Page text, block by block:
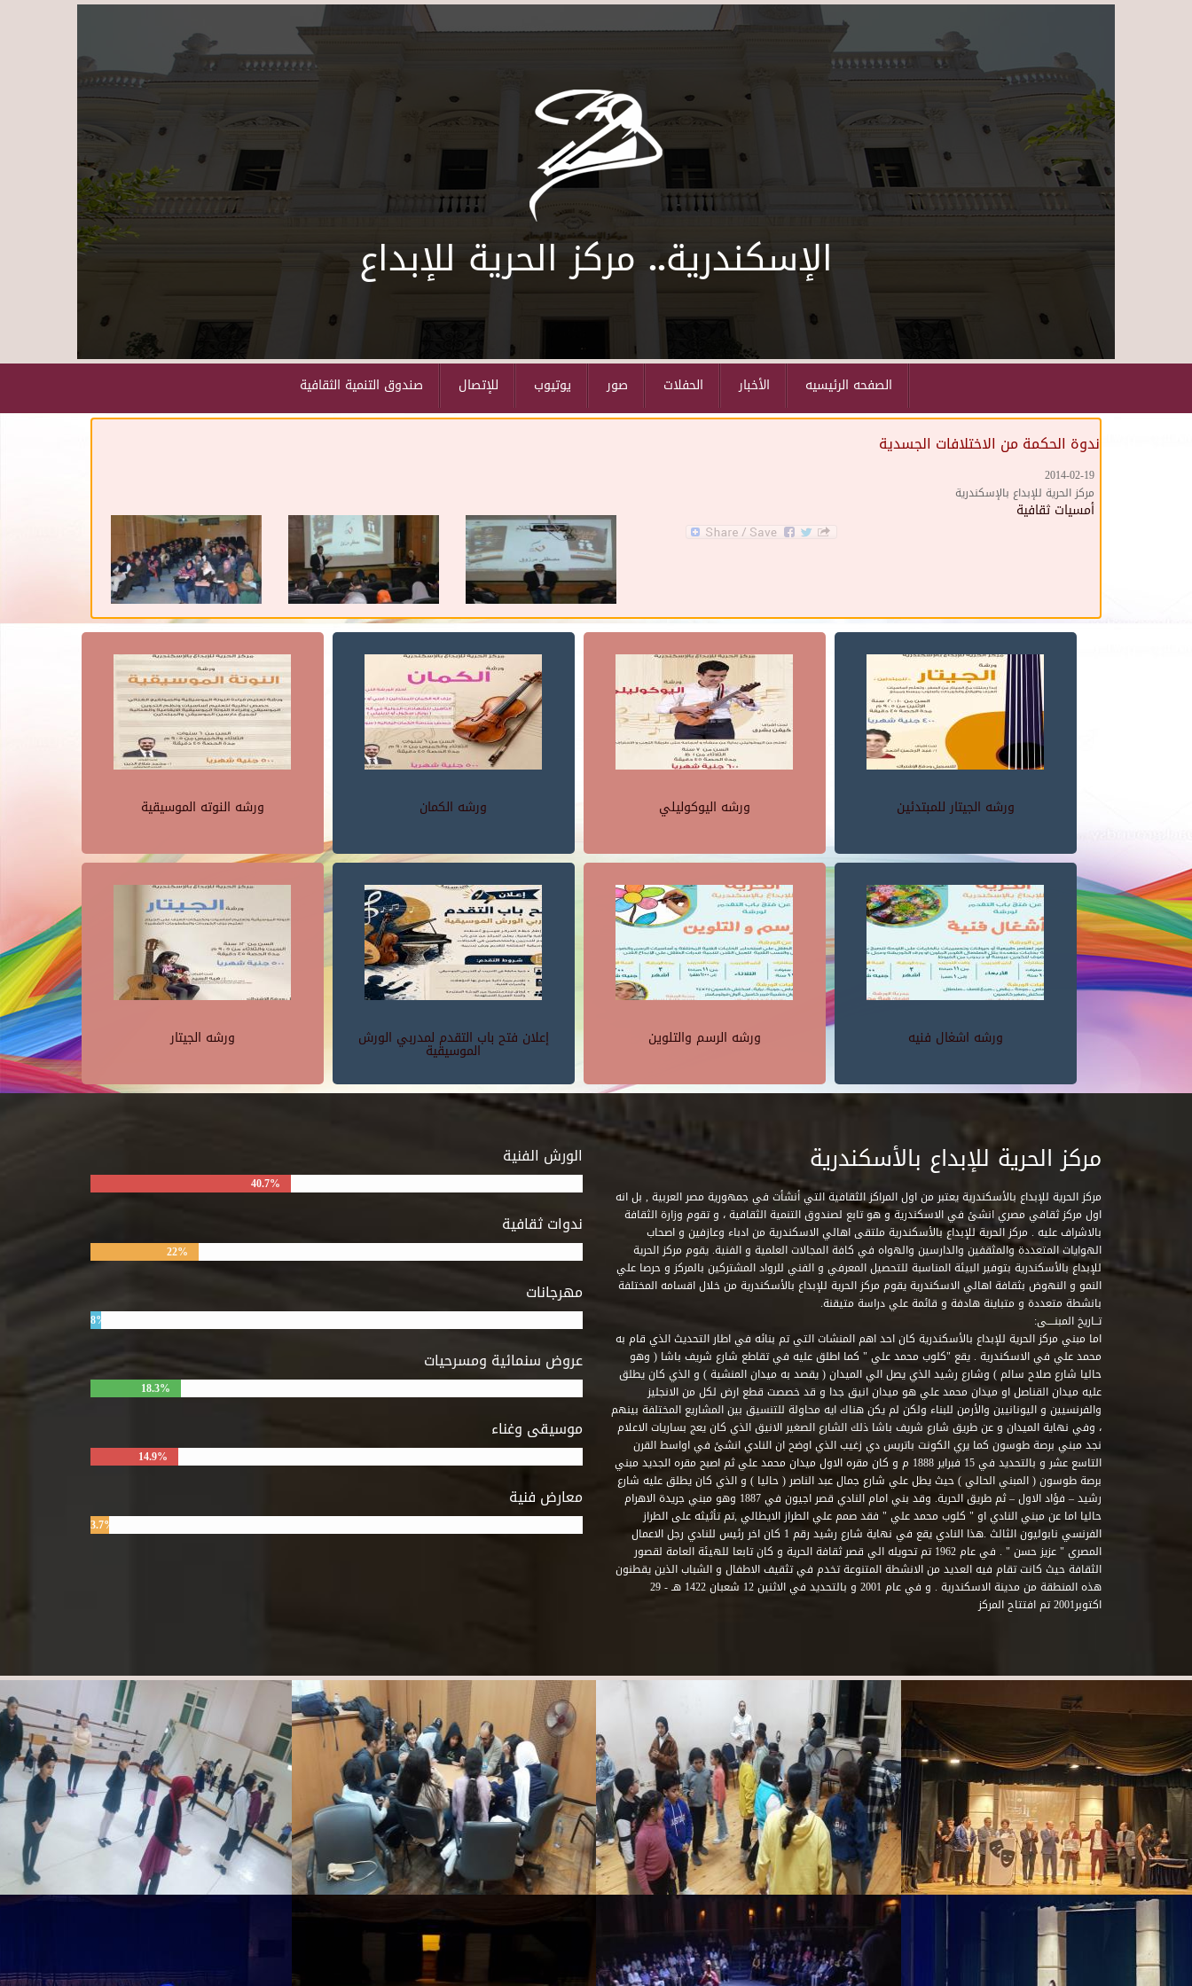
Skip to main content
الإسكندرية.. مركز الحرية للإبداع
صندوق التنمية الثقافية للإتصال يوتيوب صور الحفلات الأخبار الصفحه الرئيسيه
ندوة الحكمة من الاختلافات الجسدية
2014-02-19
مركز الحرية للإبداع بالإسكندرية
أمسيات ثقافية
ورشه النوته الموسيقية ورشه الكمان ورشه اليوكوليلي ورشه الجيتار للمبتدئين
ورشه الجيتار إعلان فتح باب التقدم لمدربي الورش
الموسيقية
ورشه الرسم والتلوين ورشه اشغال فنيه
الورش الفنية
40.7%
ندوات ثقافية
22%
مهرجانات
8%
عروض سنمائية ومسرحيات
18.3%
موسيقى وغناء
14.9%
معارض فنية
3.7%
مركز الحرية للإبداع بالأسكندرية
مركز الحرية للإبداع بالأسكندرية يعتبر من اول المراكز الثقافية التي أنشأت في جمهورية مصر العربية , بل انه
اول مركز ثقافي مصري انشئ في الاسكندرية و هو تابع لصندوق التنمية الثقافية ، و تقوم وزارة الثقافة
بالاشراف عليه . مركز الحرية للإبداع بالأسكندرية ملتقى اهالي الاسكندرية من ادباء وعازفين و اصحاب
الهوايات المتعددة والمثقفين والدارسين والهواه في كافة المجالات العلمية و الفنية. يقوم مركز الحرية
للإبداع بالأسكندرية بتوفير البيئة المناسبة للتحصيل المعرفي و الفني للرواد المشتركين بالمركز و حرصا علي
النمو و النهوض بثقافة اهالي الاسكندرية يقوم مركز الحرية للإبداع بالأسكندرية من خلال اقسامه المختلفة
بانشطة متعددة و متباينة هادفة و قائمة علي دراسة متيقنة.
تــاريخ المبنــــى:
اما مبني مركز الحرية للإبداع بالأسكندرية كان احد اهم المنشات التي تم بنائه في اطار التحديث الذي قام به
محمد علي في الاسكندرية . يقع "كلوب محمد علي " كما اطلق عليه في تقاطع شارع شريف باشا ( وهو
حاليا شارع صلاح سالم ) وشارع رشيد الذي يصل الي الميدان ( يقصد به ميدان المنشية ) و الذي كان يطلق
عليه ميدان القناصل او ميدان محمد علي هو ميدان انيق جدا و قد خصصت قطع ارض لكل من الانجليز
والفرنسيين و اليونانيين والأرمن للبناء ولكن لم يكن هناك ايه محاولة للتنسيق بين المشاريع المختلفة بينهم
، وفي نهاية الميدان و عن طريق شارع شريف باشا ذلك الشارع الصغير الانيق الذي كان يعج بساريات الاعلام
نجد مبني برصة طوسون كما يري الكونت باتريس دي زغيب الذي اوضح ان النادي انشئ في اواسط القرن
التاسع عشر و بالتحديد في 15 فبراير 1888 م و كان مقره الاول ميدان محمد علي ثم اصبح مقره الجديد مبني
برصة طوسون ( المبني الحالي ) حيث يطل علي شارع جمال عبد الناصر ( حاليا ) و الذي كان يطلق عليه شارع
رشيد – فؤاد الاول – ثم طريق الحرية. وقد بني امام النادي قصر اجيون في 1887 وهو مبني جريدة الاهرام
حاليا اما عن مبني النادي او " كلوب محمد علي " فقد صمم علي الطراز الايطالي ,تم تأثيثه على الطراز
الفرنسي نابوليون الثالث .هذا النادي يقع في نهاية شارع رشيد رقم 1 كان اخر رئيس للنادي رجل الاعمال
المصري " عزيز حسن " . في عام 1962 تم تحويله الي قصر ثقافة الحرية و كان تابعا للهيئة العامة لقصور
الثقافة حيث كانت تقام فيه العديد من الانشطة المتنوعة تخدم في تثقيف الاطفال و الشباب الذين يقطنون
هذه المنطقة من مدينة الاسكندرية . و في عام 2001 و بالتحديد في الاثنين 12 شعبان 1422 هـ - 29
اكتوبر2001 تم افتتاح المركز